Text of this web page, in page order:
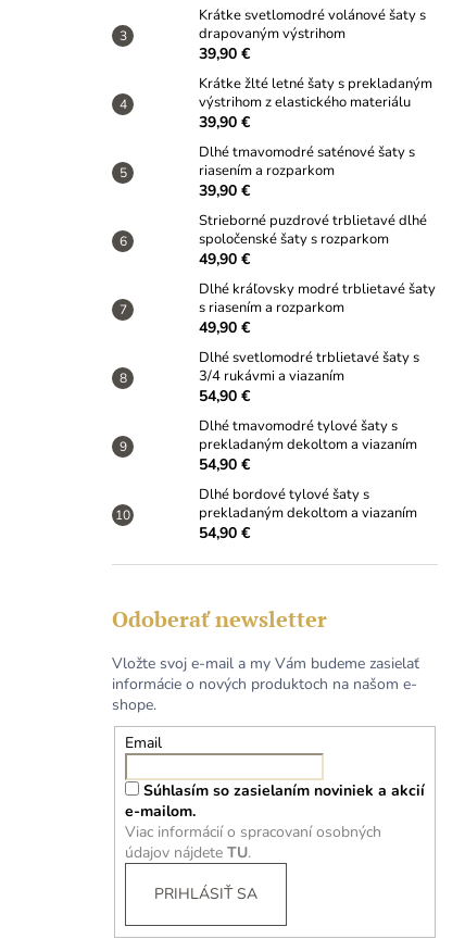
Krátke svetlomodré volánové šaty s
drapovaným výstrihom
39,90 €
Krátke žlté letné šaty s prekladaným
výstrihom z elastického materiálu
39,90 €
Dlhé tmavomodré saténové šaty s
riasením a rozparkom
39,90 €
Strieborné puzdrové trblietavé dlhé
spoločenské šaty s rozparkom
49,90 €
Dlhé kráľovsky modré trblietavé šaty
s riasením a rozparkom
49,90 €
Dlhé svetlomodré trblietavé šaty s
3/4 rukávmi a viazaním
54,90 €
Dlhé tmavomodré tylové šaty s
prekladaným dekoltom a viazaním
54,90 €
Dlhé bordové tylové šaty s
prekladaným dekoltom a viazaním
54,90 €
Odoberať newsletter
Vložte svoj e-mail a my Vám budeme zasielať
informácie o nových produktoch na našom e-
shope.
Email
Súhlasím so zasielaním noviniek a akcií
e-mailom.
Viac informácií o spracovaní osobných
údajov nájdete TU.
PRIHLÁSIŤ SA